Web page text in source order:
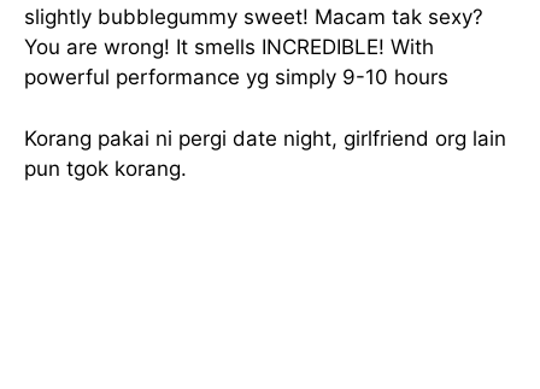
slightly bubblegummy sweet! Macam tak sexy?
You are wrong! It smells INCREDIBLE! With
powerful performance yg simply 9-10 hours
Korang pakai ni pergi date night, girlfriend org lain
pun tgok korang.